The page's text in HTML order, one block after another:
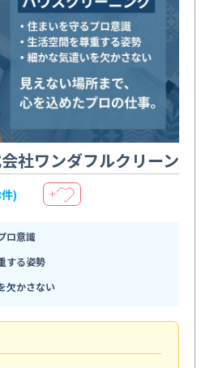
社ワンダフルクリーン
) ＋
ロ意識
する姿勢
欠かさない